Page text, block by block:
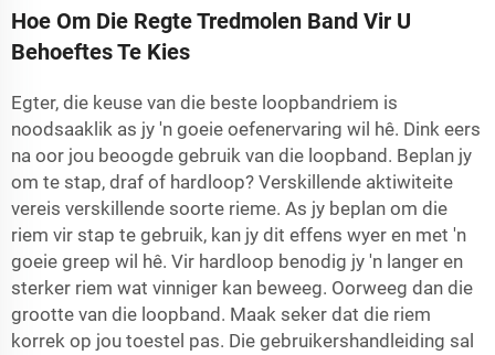
Hoe Om Die Regte Tredmolen Band Vir U
Behoeftes Te Kies
Egter, die keuse van die beste loopbandriem is
noodsaaklik as jy 'n goeie oefenervaring wil hê. Dink eers
na oor jou beoogde gebruik van die loopband. Beplan jy
om te stap, draf of hardloop? Verskillende aktiwiteite
vereis verskillende soorte rieme. As jy beplan om die
riem vir stap te gebruik, kan jy dit effens wyer en met 'n
goeie greep wil hê. Vir hardloop benodig jy 'n langer en
sterker riem wat vinniger kan beweeg. Oorweeg dan die
grootte van die loopband. Maak seker dat die riem
korrek op jou toestel pas. Die gebruikershandleiding sal